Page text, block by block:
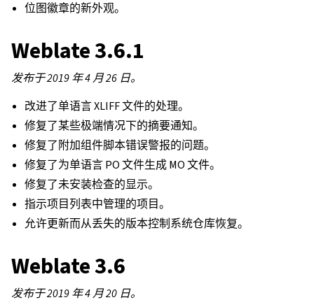
位图徽章的新外观。
Weblate 3.6.1
发布于 2019 年 4 月 26 日。
改进了单语言 XLIFF 文件的处理。
修复了某些极端情况下的摘要通知。
修复了附加组件脚本错误警报的问题。
修复了为单语言 PO 文件生成 MO 文件。
修复了未安装检查的显示。
指示项目列表中管理的项目。
允许更新而从丢失的版本控制系统仓库恢复。
Weblate 3.6
发布于 2019 年 4 月 20 日。